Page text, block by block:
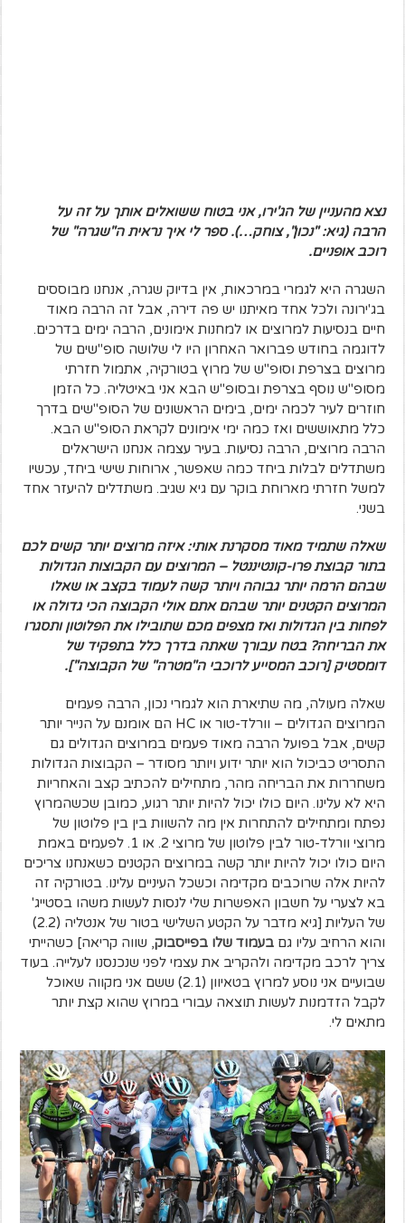
נצא מהעניין של הג'ירו, אני בטוח ששואלים אותך על זה על
הרבה (גיא: "נכון", צוחק…). ספר לי איך נראית ה"שגרה" של
רוכב אופניים.
השגרה היא לגמרי במרכאות, אין בדיוק שגרה, אנחנו מבוססים
בג'ירונה ולכל אחד מאיתנו יש פה דירה, אבל זה הרבה מאוד
חיים בנסיעות למרוצים או למחנות אימונים, הרבה ימים בדרכים.
לדוגמה בחודש פברואר האחרון היו לי שלושה סופ"שים של
מרוצים בצרפת וסופ"ש של מרוץ בטורקיה, אתמול חזרתי
מסופ"ש נוסף בצרפת ובסופ"ש הבא אני באיטליה. כל הזמן
חוזרים לעיר לכמה ימים, בימים הראשונים של הסופ"שים בדרך
כלל מתאוששים ואז כמה ימי אימונים לקראת הסופ"ש הבא.
הרבה מרוצים, הרבה נסיעות. בעיר עצמה אנחנו הישראלים
משתדלים לבלות ביחד כמה שאפשר, ארוחות שישי ביחד, עכשיו
למשל חזרתי מארוחת בוקר עם גיא שגיב. משתדלים להיעזר אחד
בשני.
שאלה שתמיד מאוד מסקרנת אותי: איזה מרוצים יותר קשים לכם
בתור קבוצת פרו-קונטיננטל – המרוצים עם הקבוצות הגדולות
שבהם הרמה יותר גבוהה ויותר קשה לעמוד בקצב או שאלו
המרוצים הקטנים יותר שבהם אתם אולי הקבוצה הכי גדולה או
לפחות בין הגדולות ואז מצפים מכם שתובילו את הפלוטון ותסגרו
את הבריחה? בטח עבורך שאתה בדרך כלל בתפקיד של
דומסטיק [רוכב המסייע לרוכבי ה"מטרה" של הקבוצה"].
שאלה מעולה, מה שתיארת הוא לגמרי נכון, הרבה פעמים
המרוצים הגדולים – וורלד-טור או HC הם אומנם על הנייר יותר
קשים, אבל בפועל הרבה מאוד פעמים במרוצים הגדולים גם
התסריט כביכול הוא יותר ידוע ויותר מסודר – הקבוצות הגדולות
משחררות את הבריחה מהר, מתחילים להכתיב קצב והאחריות
היא לא עלינו. היום כולו יכול להיות יותר רגוע, כמובן שכשהמרוץ
נפתח ומתחילים להתחרות אין מה להשוות בין בין פלוטון של
מרוצי וורלד-טור לבין פלוטון של מרוצי 2. או 1. לפעמים באמת
היום כולו יכול להיות יותר קשה במרוצים הקטנים כשאנחנו צריכים
להיות אלה שרוכבים מקדימה וכשכל העיניים עלינו. בטורקיה זה
בא לצערי על חשבון האפשרות שלי לנסות לעשות משהו בסטייג'
של העליות [גיא מדבר על הקטע השלישי בטור של אנטליה (2.2)
והוא הרחיב עליו גםבעמוד שלו בפייסבוק, שווה קריאה] כשהייתי
צריך לרכב מקדימה ולהקריב את עצמי לפני שנכנסנו לעלייה. בעוד
שבועיים אני נוסע למרוץ בטאיוון (2.1) ששם אני מקווה שאוכל
לקבל הזדמנות לעשות תוצאה עבורי במרוץ שהוא קצת יותר
מתאים לי.